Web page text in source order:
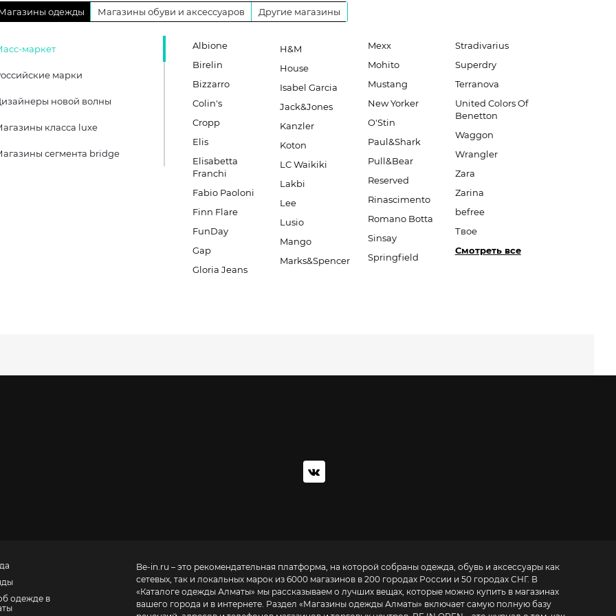
одежды Магазины обуви и аксессуаров Другие магазины
маркет
марки
новой волны
класса luxe
сегмента bridge
Albione
Birelin
Bizzarro
Colin's
Cropp
Elis
Elisabetta
Franchi
Fabio Paoloni
Finn Flare
FunDay
Gap
Gloria Jeans
H&M
House
Isabel Garcia
Jack&Jones
Kanzler
Koton
LC Waikiki
Lakbi
Lee
Lusio
Mango
Marks&Spencer
Mexx
Mohito
Mustang
New Yorker
O'Stin
Paul&Shark
Pull&Bear
Reserved
Rinascimento
Romano Botta
Sinsay
Springfield
Stradivarius
Superdry
Terranova
United Colors Of
Benetton
Waggon
Wrangler
Zara
Zarina
befree
Твое
Смотреть все
одежде в
Be-in.ru – это рекомендательная платформа, на которой собраны одежда, обувь и аксессуары как
сетевых, так и локальных марок из 6000 магазинов в 200 городах России и 50 городах СНГ. В
«Каталоге одежды Алматы» мы рассказываем о лучших вещах, которые можно купить в магазинах
вашего города и в интернете. Раздел «Магазины одежды Алматы» включает самую полную базу